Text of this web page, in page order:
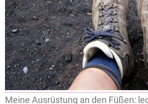
Meine Ausrüstung an den Füßen: